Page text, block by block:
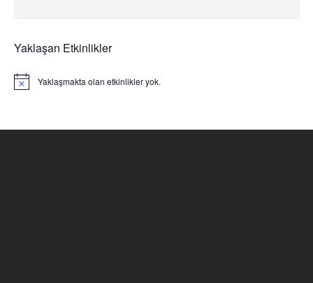
Yaklaşan Etkinlikler
N
c
Yaklaşmakta olan etkinlikler yok.